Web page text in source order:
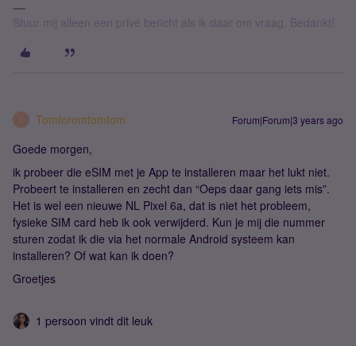
Stuur mij alleen een privé bericht als ik daar om vraag. Bedankt!
T Tomtoromtomtom Forum|Forum|3 years ago
Goede morgen,
ik probeer die eSIM met je App te installeren maar het lukt niet.
Probeert te installeren en zecht dan “Oeps daar gang iets mis”.
Het is wel een nieuwe NL Pixel 6a, dat is niet het probleem,
fysieke SIM card heb ik ook verwijderd. Kun je mij die nummer
sturen zodat ik die via het normale Android systeem kan
installeren? Of wat kan ik doen?
Groetjes
1 persoon vindt dit leuk